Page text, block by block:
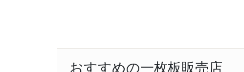
おすすめの一枚板販売店